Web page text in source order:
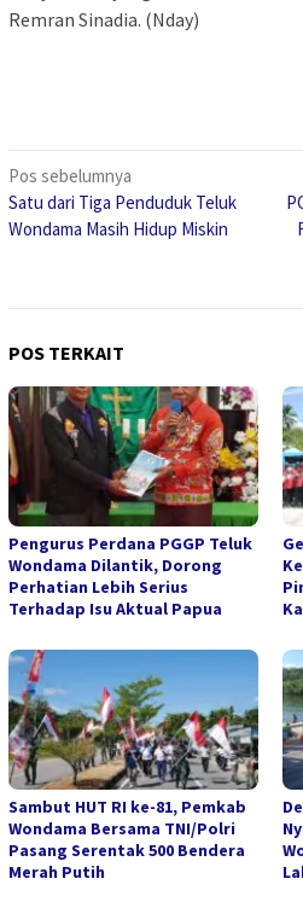
Remran Sinadia. (Nday)
Navigasi
pos
Pos sebelumnya
Satu dari Tiga Penduduk Teluk
Wondama Masih Hidup Miskin
POS TERKAIT
Pengurus Perdana PGGP Teluk
Wondama Dilantik, Dorong
Perhatian Lebih Serius
Terhadap Isu Aktual Papua
Sambut HUT RI ke-81, Pemkab
Wondama Bersama TNI/Polri
Pasang Serentak 500 Bendera
Merah Putih